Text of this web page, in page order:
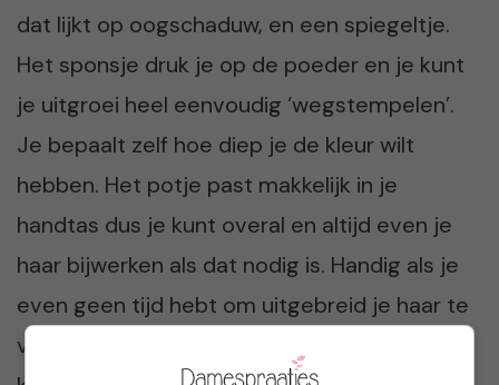
dat lijkt op oogschaduw, en een spiegeltje.
Het sponsje druk je op de poeder en je kunt
je uitgroei heel eenvoudig ‘wegstempelen’.
Je bepaalt zelf hoe diep je de kleur wilt
hebben. Het potje past makkelijk in je
handtas dus je kunt overal en altijd even je
haar bijwerken als dat nodig is. Handig als je
even geen tijd hebt om uitgebreid je haar te
verven maar wel goed voor de dag wilt